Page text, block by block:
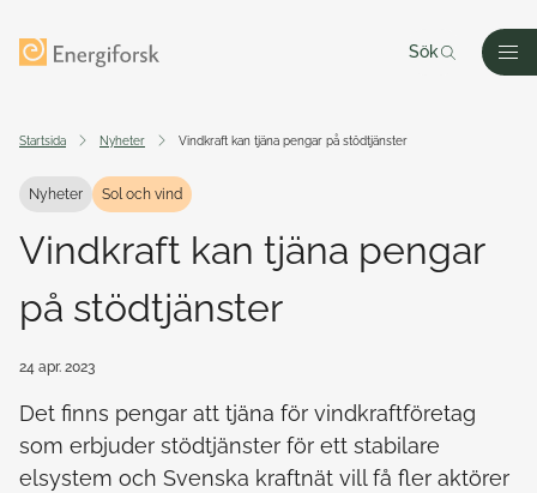
Sök
Startsida Nyheter Vindkraft kan tjäna pengar på stödtjänster
Nyheter Sol och vind
Vindkraft kan tjäna pengar
på stödtjänster
24 apr. 2023
Det finns pengar att tjäna för vindkraftföretag
som erbjuder stödtjänster för ett stabilare
elsystem och Svenska kraftnät vill få fler aktörer